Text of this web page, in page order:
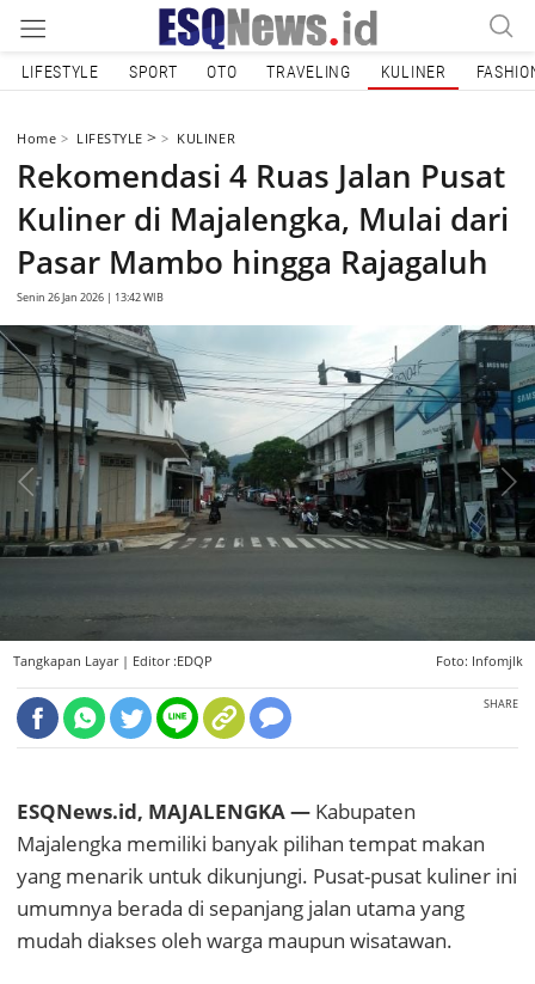
LIFESTYLE SPORT OTO TRAVELING KULINER
Home LIFESTYLE> KULINER
Rekomendasi 4 Ruas Jalan Pusat
Kuliner di Majalengka, Mulai dari
Pasar Mambo hingga Rajagaluh
Senin 26 Jan 2026 | 13:42 WIB
Tangkapan Layar | Editor :EDQP Foto: Infomjlk
SHARE
ESQNews.id, MAJALENGKA — Kabupaten
Majalengka memiliki banyak pilihan tempat makan
yang menarik untuk dikunjungi. Pusat-pusat kuliner ini
umumnya berada di sepanjang jalan utama yang
mudah diakses oleh warga maupun wisatawan.